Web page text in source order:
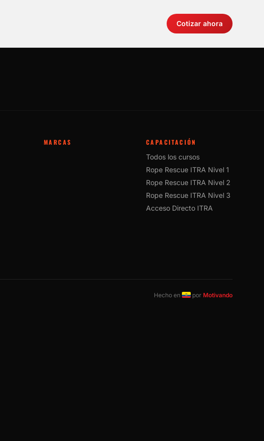
Cotizar ahora
MARCAS
CAPACITACIÓN
Todos los cursos
Rope Rescue ITRA Nivel 1
Rope Rescue ITRA Nivel 2
Rope Rescue ITRA Nivel 3
Acceso Directo ITRA
Hecho en por Motivando